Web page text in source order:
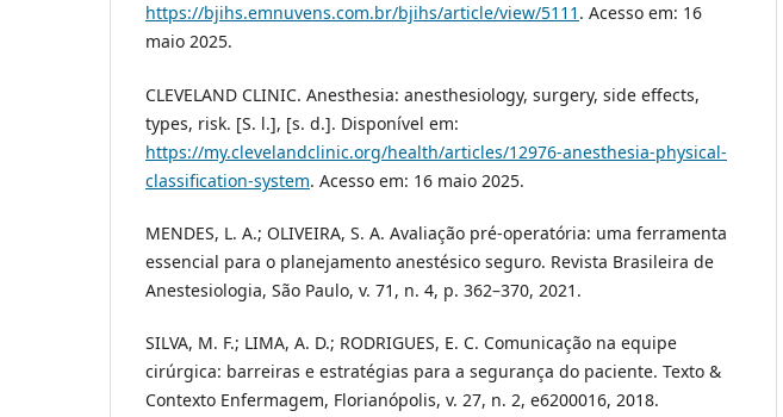
https://bjihs.emnuvens.com.br/bjihs/article/view/5111 . Acesso em: 16
maio 2025.
CLEVELAND CLINIC. Anesthesia: anesthesiology, surgery, side effects,
types, risk. [S. l.], [s. d.]. Disponível em:
https://my.clevelandclinic.org/health/articles/12976-anesthesia-physical-
classification-system. Acesso em: 16 maio 2025.
MENDES, L. A.; OLIVEIRA, S. A. Avaliação pré-operatória: uma ferramenta
essencial para o planejamento anestésico seguro. Revista Brasileira de
Anestesiologia, São Paulo, v. 71, n. 4, p. 362–370, 2021.
SILVA, M. F.; LIMA, A. D.; RODRIGUES, E. C. Comunicação na equipe
cirúrgica: barreiras e estratégias para a segurança do paciente. Texto &
Contexto Enfermagem, Florianópolis, v. 27, n. 2, e6200016, 2018.